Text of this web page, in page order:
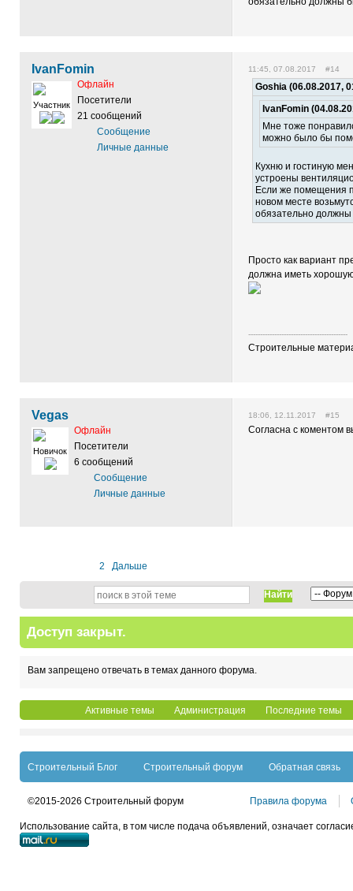
IvanFomin
Участник
Офлайн
Посетители
21 сообщений
Сообщение
Личные данные
11:45, 07.08.2017 #14
Goshia (06.08.2017,
IvanFomin
Мне тоже
можно было бы
Кухню и гостиную
устроены
Если же помещения
новом месте
обязательно должны
Просто как вариант
должна иметь
------------------------------------------
Строительные
Vegas
Новичок
Офлайн
Посетители
6 сообщений
Сообщение
Личные данные
18:06, 12.11.2017 #15
Согласна с коментом
2 Дальше
Найти
Доступ закрыт.
Вам запрещено отвечать в темах данного форума.
Активные темы Администрация Последние темы
Строительный Блог Строительный форум Обратная связь
©2015-2026 Строительный форум Правила форума
Использование сайта, в том числе подача объявлений, означает